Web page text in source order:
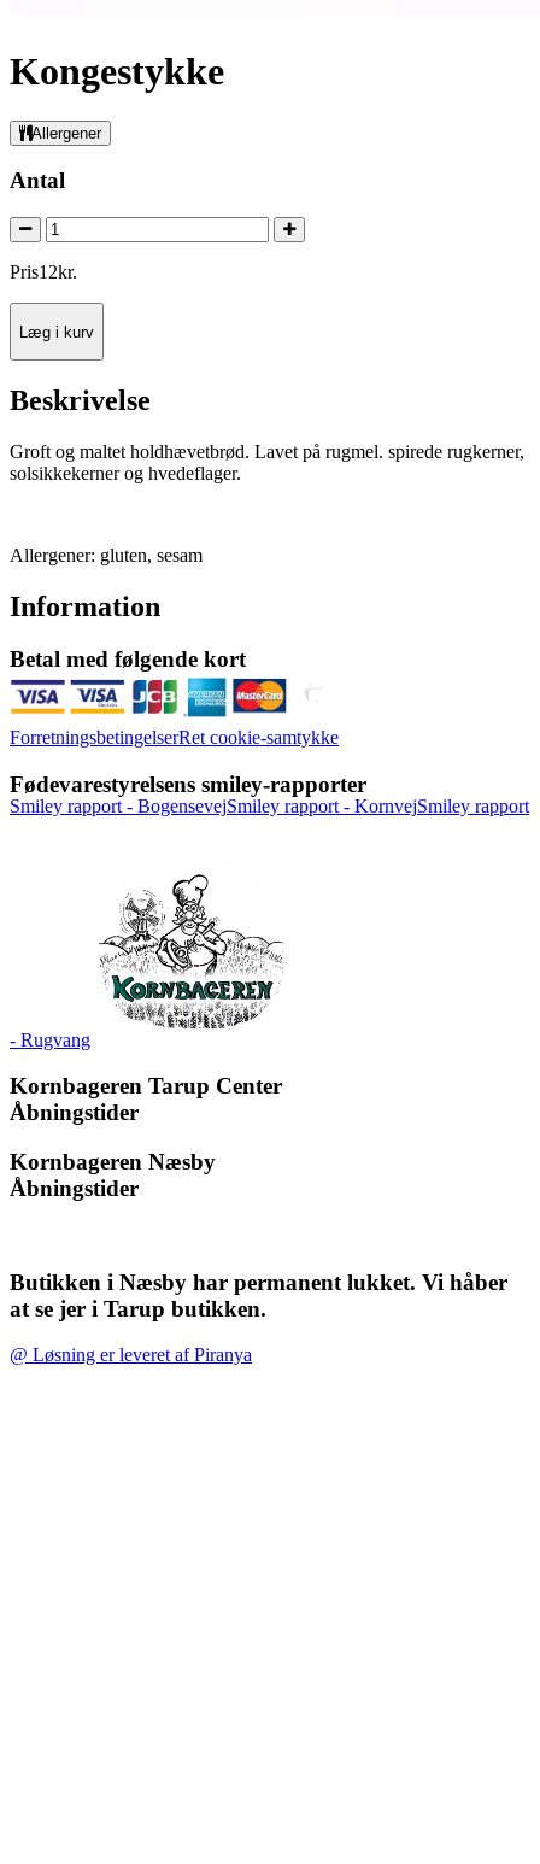
Kongestykke
Allergener
Antal
Pris12kr.
Læg i kurv
Beskrivelse
Groft og maltet holdhævetbrød. Lavet på rugmel. spirede rugkerner,
solsikkekerner og hvedeflager.
Allergener: gluten, sesam
Information
Betal med følgende kort
ForretningsbetingelserRet cookie-samtykke
Fødevarestyrelsens smiley-rapporter
Smiley rapport - BogensevejSmiley rapport - KornvejSmiley rapport
- Rugvang
Kornbageren Tarup Center
Åbningstider
Kornbageren Næsby
Åbningstider
Butikken i Næsby har permanent lukket. Vi håber
at se jer i Tarup butikken.
@ Løsning er leveret af Piranya